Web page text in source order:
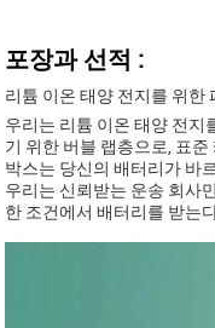
포장과 선적 :
리튬 이온 태양 전지를 위한
우리는 리튬 이온 태양 전지
기 위한 버블 랩층으로, 표
박스는 당신의 배터리가 바
우리는 신뢰받는 운송 회사
한 조건에서 배터리를 받는